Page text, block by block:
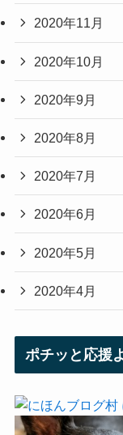
2020年11月
2020年10月
2020年9月
2020年8月
2020年7月
2020年6月
2020年5月
2020年4月
ポチッと応援